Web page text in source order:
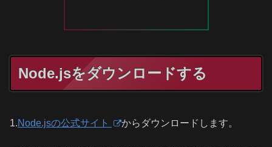
Node.jsをダウンロードする
1.Node.jsの公式サイト からダウンロードします。